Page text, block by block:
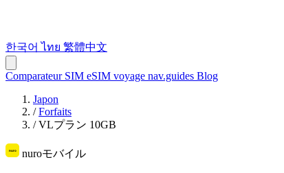
한국어 ไทย 繁體中文
Comparateur SIM eSIM voyage nav.guides Blog
Japon
/ Forfaits
/ VLプラン 10GB
nuroモバイル